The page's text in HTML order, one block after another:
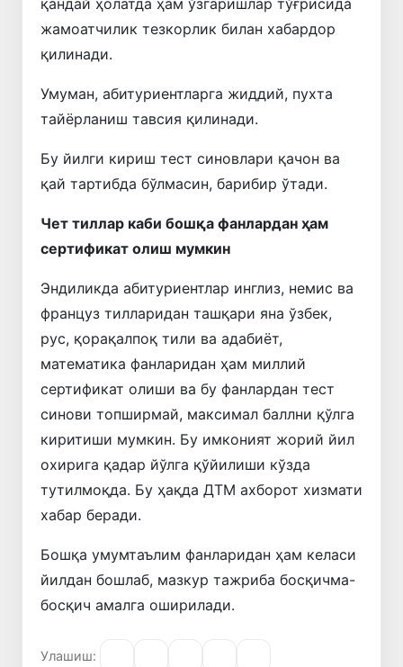
жамоатчилик тезкорлик билан хабардор
қилинади.
Умуман, абитуриентларга жиддий, пухта
тайёрланиш тавсия қилинади.
Бу йилги кириш тест синовлари қачон ва
қай тартибда бўлмасин, барибир ўтади.
Чет тиллар каби бошқа фанлардан ҳам
сертификат олиш мумкин
Эндиликда абитуриентлар инглиз, немис ва
француз тилларидан ташқари яна ўзбек,
рус, қорақалпоқ тили ва адабиёт,
математика фанларидан ҳам миллий
сертификат олиши ва бу фанлардан тест
синови топширмай, максимал баллни қўлга
киритиши мумкин. Бу имконият жорий йил
охирига қадар йўлга қўйилиши кўзда
тутилмоқда. Бу ҳақда ДТМ ахборот хизмати
хабар беради.
Бошқа умумтаълим фанларидан ҳам келаси
йилдан бошлаб, мазкур тажриба босқичма-
босқич амалга оширилади.
Улашиш: